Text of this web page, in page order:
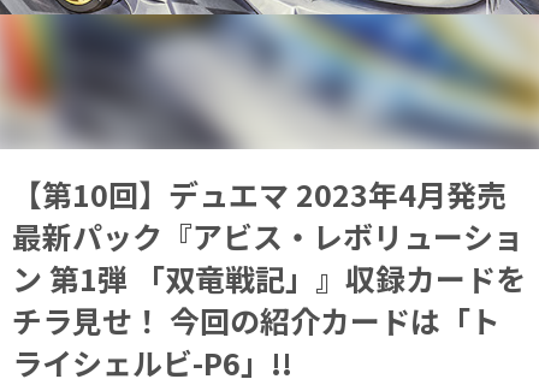
【第10回】デュエマ 2023年4月発売
最新パック『アビス・レボリューショ
ン 第1弾 「双竜戦記」』収録カードを
チラ見せ！ 今回の紹介カードは「ト
ライシェルビ-P6」!!